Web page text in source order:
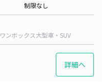
制限なし
ワンボックス大型車・SUV
詳細へ